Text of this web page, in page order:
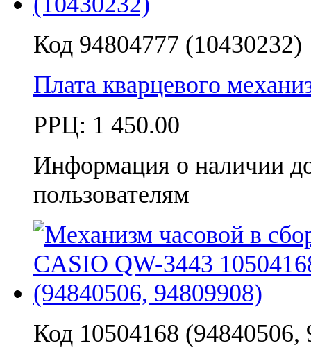
Код 94804777 (10430232)
Плата кварцевого
РРЦ: 1 450.00
Информация о наличии
пользователям
Код 10504168 (94840506,